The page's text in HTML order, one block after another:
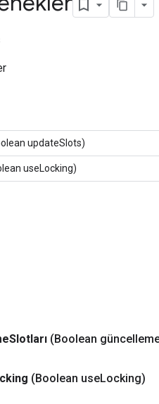
updateSlots)
useLocking)
Slotları (Boolean
(Boolean useLocking)